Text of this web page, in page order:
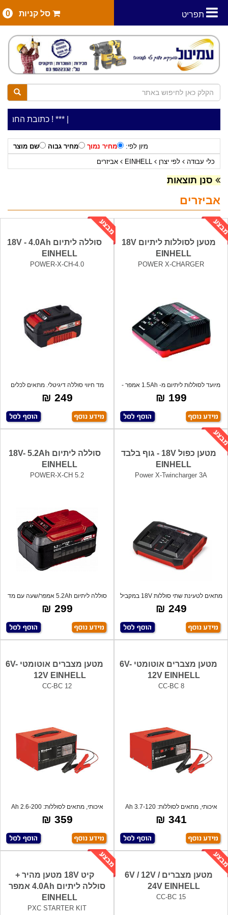
תפריט סל קניות 0
***כתובת החנות: רח' המלאכה 2, ביתן 8 ***כלי עבודה להשכרה בתעריף יומי משתלם ! ***
מיון לפי: מחיר נמוך מחיר גבוה
שם מוצר
כלי עבודה
לפי יצרן EINHELL אביזרים
סנן תוצאות
אביזרים
מטען לסוללות ליתיום 18V
EINHELL
POWER X-CHARGER
מיועד לסוללות ליתיום מ- 1.5Ah אמפר -
5.2
199 ₪
סוללה ליתיום 18V - 4.0Ah
EINHELL
POWER-X-CH-4.0
מד חיווי סוללה דיגיטלי. מתאים לכלים
הנטע
249 ₪
מטען כפול 18V - גוף בלבד
EINHELL
Power X-Twincharger 3A
מתאים לטעינת שתי סוללות 18V במקביל
מסדרת
249 ₪
סוללה ליתיום 18V- 5.2Ah
EINHELL
POWER-X-CH 5.2
סוללה ליתיום 5.2Ah אמפר/שעה עם מד
חיווי
299 ₪
מטען מצברים אוטומטי 6V-
12V EINHELL
CC-BC 8
איכותי, מתאים לסוללות: Ah 3.7-120
אמפר.
341 ₪
מטען מצברים אוטומטי 6V-
12V EINHELL
CC-BC 12
איכותי, מתאים לסוללות: Ah 2.6-200
אמפר.
359 ₪
מטען מצברים 6V / 12V /
24V EINHELL
CC-BC 15
קיט 18V מטען מהיר +
סוללה ליתיום 4.0Ah אמפר
EINHELL
PXC STARTER KIT